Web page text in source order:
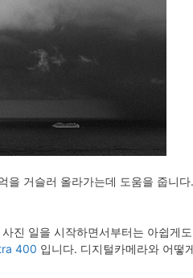
거슬러 올라가는데 도움을 줍니다
진 일을 시작하면서부터는 아쉽게
400 입니다. 디지털카메라와 어떻